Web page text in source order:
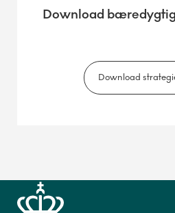
Download
Download